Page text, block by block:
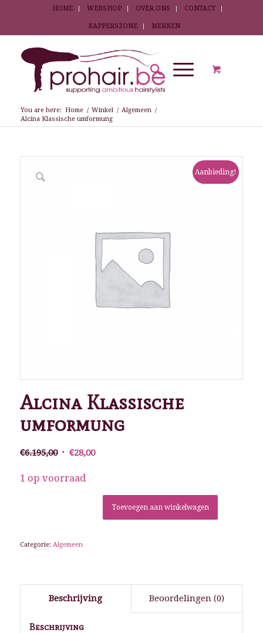
HOME WEBSHOP OVER ONS CONTACT
KAPPERSZONE MERKEN
You are here: Home / Winkel / Algemeen /
Alcina Klassische umformung
Aanbieding!
Alcina Klassische
umformung
€6.195,00 Oorspronkelijke
was:
€28,00Huidige
1 op voorraad
Toevoegen aan winkelwagen
Categorie: Algemeen
Beschrijving Beoordelingen (0)
Beschrijving